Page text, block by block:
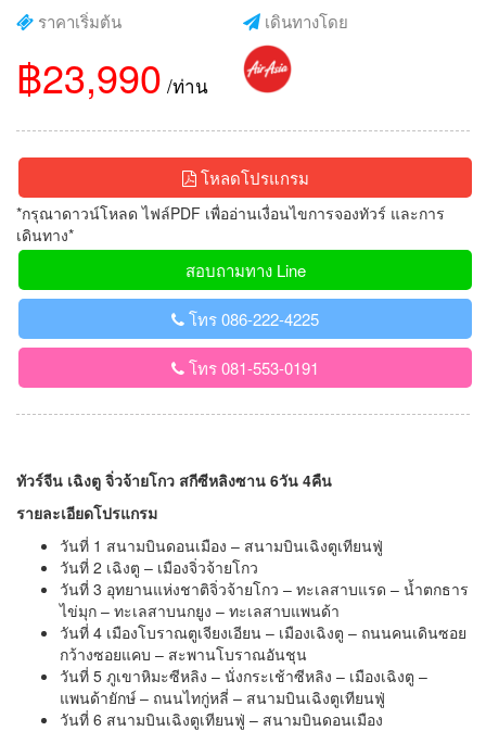
ราคาเริ่มต้น
฿23,990 /ท่าน
เดินทางโดย
โหลดโปรแกรม
*กรุณาดาวน์โหลด ไฟล์PDF เพื่ออ่านเงื่อนไขการจองทัวร์ และการ
เดินทาง*
สอบถามทาง Line
โทร 086-222-4225
โทร 081-553-0191
ทัวร์จีน เฉิงตู จิ่วจ้ายโกว สกีซีหลิงซาน 6วัน 4คืน
รายละเอียดโปรแกรม
วันที่ 1 สนามบินดอนเมือง – สนามบินเฉิงตูเทียนฟู่
วันที่ 2 เฉิงตู – เมืองจิ่วจ้ายโกว
วันที่ 3 อุทยานแห่งชาติจิ่วจ้ายโกว – ทะเลสาบแรด – น้ำตกธาร
ไข่มุก – ทะเลสาบนกยูง – ทะเลสาบแพนด้า
วันที่ 4 เมืองโบราณตูเจียงเอียน – เมืองเฉิงตู – ถนนคนเดินซอย
กว้างซอยแคบ – สะพานโบราณอันชุน
วันที่ 5 ภูเขาหิมะซีหลิง – นั่งกระเช้าซีหลิง – เมืองเฉิงตู –
แพนด้ายักษ์ – ถนนไทกู่หลี่ – สนามบินเฉิงตูเทียนฟู่
วันที่ 6 สนามบินเฉิงตูเทียนฟู่ – สนามบินดอนเมือง